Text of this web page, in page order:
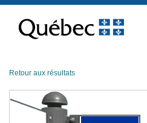
contenu
Retour aux résultats